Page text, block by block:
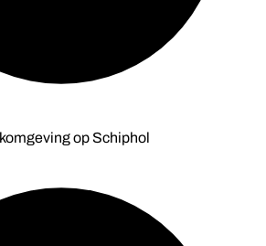
op Schiphol